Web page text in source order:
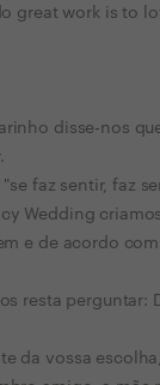
great work is to
disse-nos
faz sentir, faz
Wedding
e de acordo
resta perguntar:
da vossa